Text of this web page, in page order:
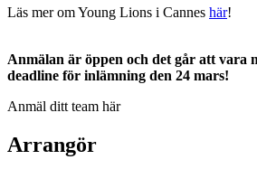
Läs mer om Young Lions i Cannes här!
Anmälan är öppen och det går att vara
deadline för inlämning den 24 mars!
Anmäl ditt team här
Arrangör